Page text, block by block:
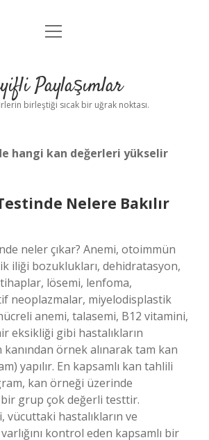
Anasayfa
Yasal Uyarı
menüyü
Paylaşımlar
birleştiği sıcak bir uğrak noktası.
hangi kan değerleri yükselir
Nelere Bakılır
neler çıkar? Anemi, otoimmün
iliği bozuklukları, dehidratasyon,
lösemi, lenfoma,
neoplazmalar, miyelodisplastik
anemi, talasemi, B12 vitamini,
eksikliği gibi hastalıkların
kanından örnek alınarak tam kan
yapılır. En kapsamlı kan tahlili
kan örneği üzerinde
grup çok değerli testtir.
vücuttaki hastalıkların ve
kontrol eden kapsamlı bir